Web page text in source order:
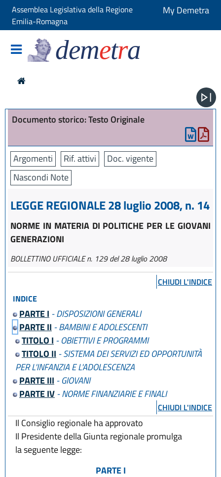
Assemblea Legislativa della Regione
Emilia-Romagna
My Demetra
demetra
Documento storico: Testo Originale
Argomenti Rif. attivi
Doc. vigente
Nascondi Note
LEGGE REGIONALE 28 luglio 2008, n. 14
NORME IN MATERIA DI POLITICHE PER LE GIOVANI
GENERAZIONI
BOLLETTINO UFFICIALE n. 129 del 28 luglio 2008
CHIUDI L'INDICE
INDICE
PARTE I - DISPOSIZIONI GENERALI
PARTE II - BAMBINI E ADOLESCENTI
TITOLO I - OBIETTIVI E PROGRAMMI
TITOLO II - SISTEMA DEI SERVIZI ED OPPORTUNITÀ
PER L'INFANZIA E L'ADOLESCENZA
PARTE III - GIOVANI
PARTE IV- NORME FINANZIARIE E FINALI
CHIUDI L'INDICE
Il Consiglio regionale ha approvato
Il Presidente della Giunta regionale promulga
la seguente legge:
PARTE I